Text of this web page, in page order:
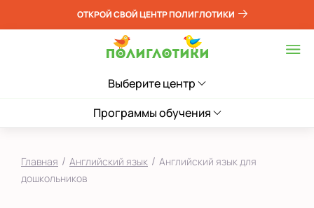
ОТКРОЙ СВОЙ ЦЕНТР ПОЛИГЛОТИКИ
Выберите центр
Программы обучения
Главная / Английский язык / Английский язык для
дошкольников